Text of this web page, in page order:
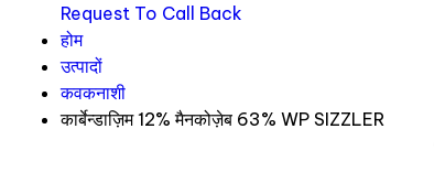
Request To Call Back
होम
उत्पादों
कवकनाशी
कार्बेन्डाज़िम 12% मैनकोज़ेब 63% WP SIZZLER